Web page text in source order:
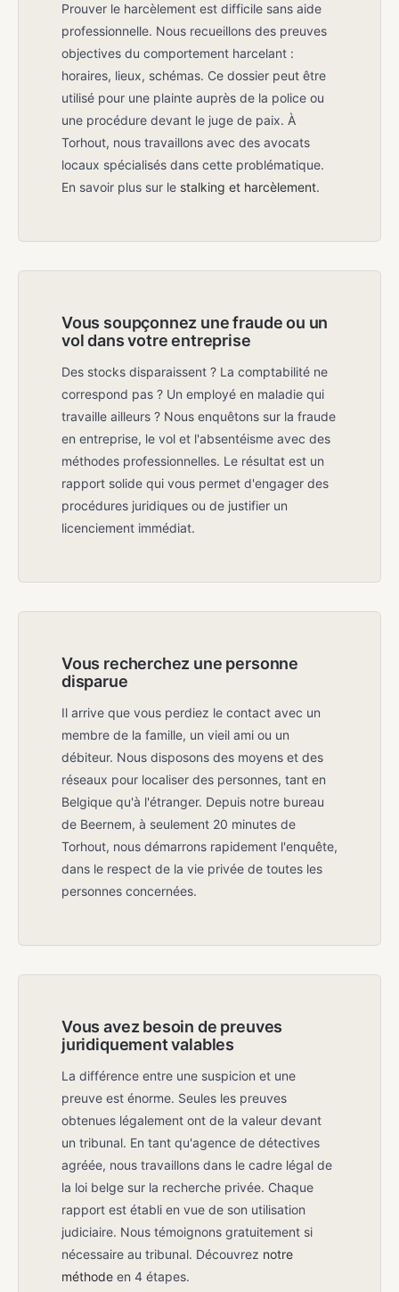
Prouver le harcèlement est difficile sans aide
professionnelle. Nous recueillons des preuves
objectives du comportement harcelant :
horaires, lieux, schémas. Ce dossier peut être
utilisé pour une plainte auprès de la police ou
une procédure devant le juge de paix. À
Torhout, nous travaillons avec des avocats
locaux spécialisés dans cette problématique.
En savoir plus sur le stalking et harcèlement.
Vous soupçonnez une fraude ou un
vol dans votre entreprise
Des stocks disparaissent ? La comptabilité ne
correspond pas ? Un employé en maladie qui
travaille ailleurs ? Nous enquêtons sur la fraude
en entreprise, le vol et l'absentéisme avec des
méthodes professionnelles. Le résultat est un
rapport solide qui vous permet d'engager des
procédures juridiques ou de justifier un
licenciement immédiat.
Vous recherchez une personne
disparue
Il arrive que vous perdiez le contact avec un
membre de la famille, un vieil ami ou un
débiteur. Nous disposons des moyens et des
réseaux pour localiser des personnes, tant en
Belgique qu'à l'étranger. Depuis notre bureau
de Beernem, à seulement 20 minutes de
Torhout, nous démarrons rapidement l'enquête,
dans le respect de la vie privée de toutes les
personnes concernées.
Vous avez besoin de preuves
juridiquement valables
La différence entre une suspicion et une
preuve est énorme. Seules les preuves
obtenues légalement ont de la valeur devant
un tribunal. En tant qu'agence de détectives
agréée, nous travaillons dans le cadre légal de
la loi belge sur la recherche privée. Chaque
rapport est établi en vue de son utilisation
judiciaire. Nous témoignons gratuitement si
nécessaire au tribunal. Découvrez notre
méthode en 4 étapes.